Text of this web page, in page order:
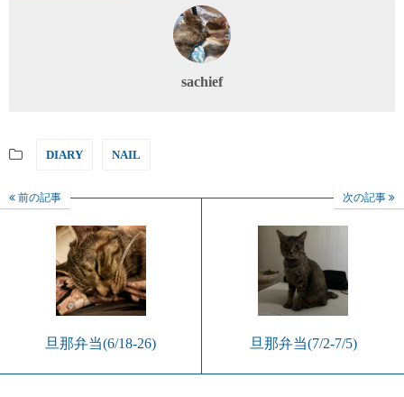
sachief
DIARY NAIL
前の記事
旦那弁当(6/18-26)
次の記事
旦那弁当(7/2-7/5)